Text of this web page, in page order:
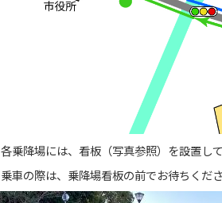
各乗降場には、看板（写真参照）を設置して
乗車の際は、乗降場看板の前でお待ちくださ